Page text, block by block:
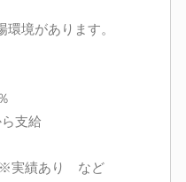
環境があります。
支給
※実績あり など